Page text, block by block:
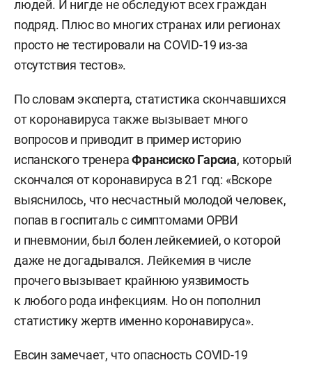
людей. И нигде не обследуют всех граждан
подряд. Плюс во многих странах или регионах
просто не тестировали на COVID-19 из-за
отсутствия тестов».
По словам эксперта, статистика скончавшихся
от коронавируса также вызывает много
вопросов и приводит в пример историю
испанского тренераФрансиско Гарсиа, который
скончался от коронавируса в 21 год: «Вскоре
выяснилось, что несчастный молодой человек,
попав в госпиталь с симптомами ОРВИ
и пневмонии, был болен лейкемией, о которой
даже не догадывался. Лейкемия в числе
прочего вызывает крайнюю уязвимость
к любого рода инфекциям. Но он пополнил
статистику жертв именно коронавируса».
Евсин замечает, что опасность COVID-19